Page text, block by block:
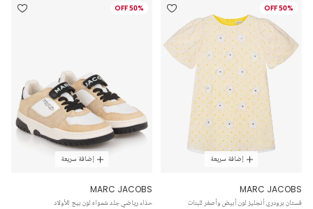
50% OFF
إضافة سريعة
MARC JACOBS
فستان برودري أنجليز لون أبيض وأصفر للبنات
50% OFF
إضافة سريعة
MARC JACOBS
حذاء رياضي جلد شمواه لون بيج للأولاد